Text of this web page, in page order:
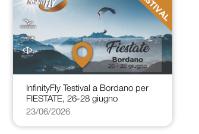
InfinityFly Testival a Bordano per
FIESTATE, 26-28 giugno
23/06/2026